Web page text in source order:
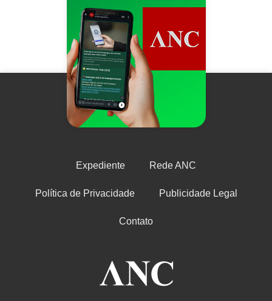
Expediente Rede ANC
Política de Privacidade Publicidade Legal
Contato